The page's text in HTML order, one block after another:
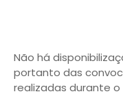
Não há
portanto das
realizadas durante